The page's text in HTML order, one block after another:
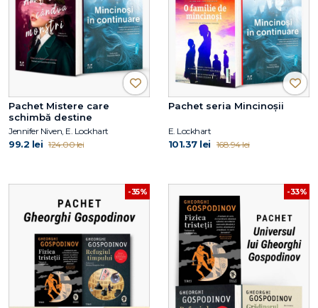
Pachet Mistere care
schimbă destine
Jennifer Niven, E. Lockhart
99.2 lei 124.00 lei
Pachet seria Mincinoșii
E. Lockhart
101.37 lei 168.94 lei
-35% -33%